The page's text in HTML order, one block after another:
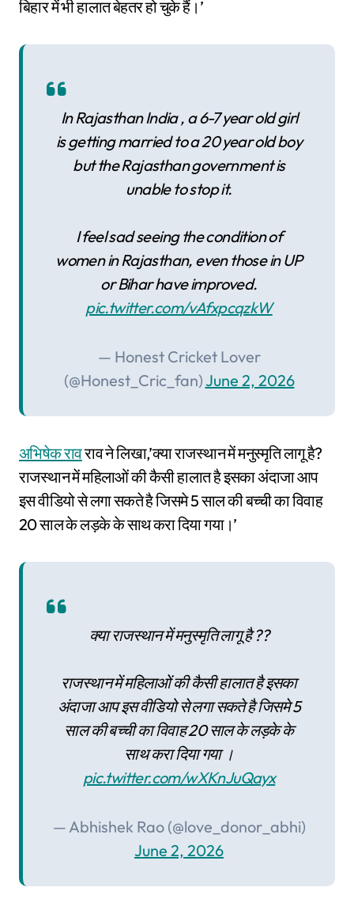
बिहार में भी हालात बेहतर हो चुके हैं।’
In Rajasthan India , a 6-7 year old girl
is getting married to a 20 year old boy
but the Rajasthan government is
unable to stop it.
I feel sad seeing the condition of
women in Rajasthan, even those in UP
or Bihar have improved.
pic.twitter.com/vAfxpcqzkW
— Honest Cricket Lover
(@Honest_Cric_fan)June 2, 2026
अभिषेक रावराव ने लिखा,’क्या राजस्थान में मनुस्मृति लागू है?
राजस्थान में महिलाओं की कैसी हालात है इसका अंदाजा आप
इस वीडियो से लगा सकते है जिसमे 5 साल की बच्ची का विवाह
20 साल के लड़के के साथ करा दिया गया।’
क्या राजस्थान में मनुस्मृति लागू है ??
राजस्थान में महिलाओं की कैसी हालात है इसका
अंदाजा आप इस वीडियो से लगा सकते है जिसमे 5
साल की बच्ची का विवाह 20 साल के लड़के के
साथ करा दिया गया ।
pic.twitter.com/wXKnJuQayx
— Abhishek Rao (@love_donor_abhi)
June 2, 2026